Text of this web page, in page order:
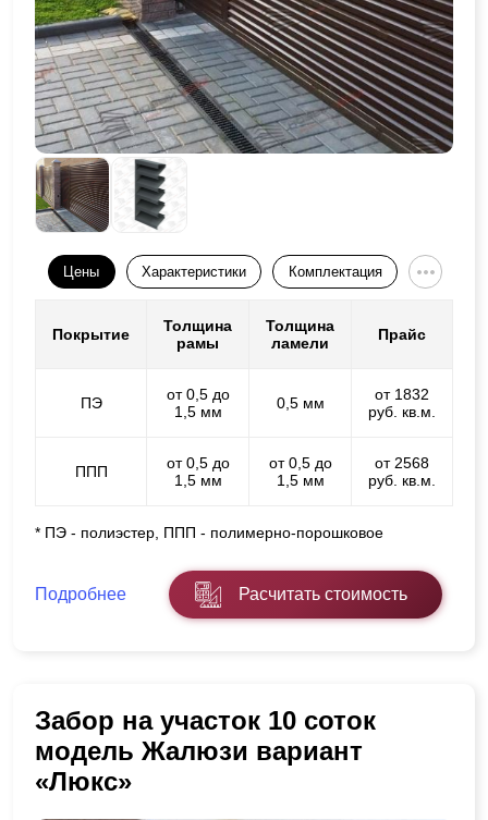
Цены Характеристики Комплектация
Покрытие
Толщина
рамы
Толщина
ламели
Прайс
ПЭ
от 0,5 до
1,5 мм
0,5 мм
от 1832
руб. кв.м.
ППП
от 0,5 до
1,5 мм
от 0,5 до
1,5 мм
от 2568
руб. кв.м.
* ПЭ - полиэстер, ППП - полимерно-порошковое
Подробнее Расчитать стоимость
Забор на участок 10 соток
модель Жалюзи вариант
«Люкс»